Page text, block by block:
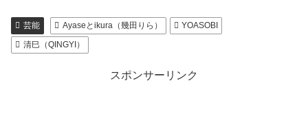
芸能 Ayaseとikura（幾田りら）
YOASOBI
清巳（QINGYI）
スポンサーリンク